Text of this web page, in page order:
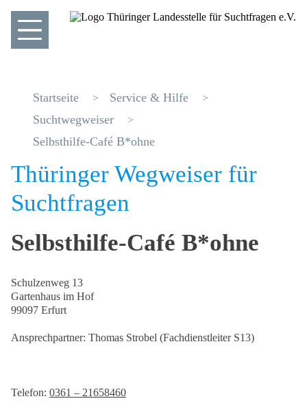
Startseite
Service & Hilfe
Suchtwegweiser
Selbsthilfe-Café B*ohne
Thüringer Wegweiser für
Suchtfragen
Selbsthilfe-Café B*ohne
Schulzenweg 13
Gartenhaus im Hof
99097 Erfurt
Ansprechpartner: Thomas Strobel (Fachdienstleiter S13)
Telefon: 0361 – 21658460